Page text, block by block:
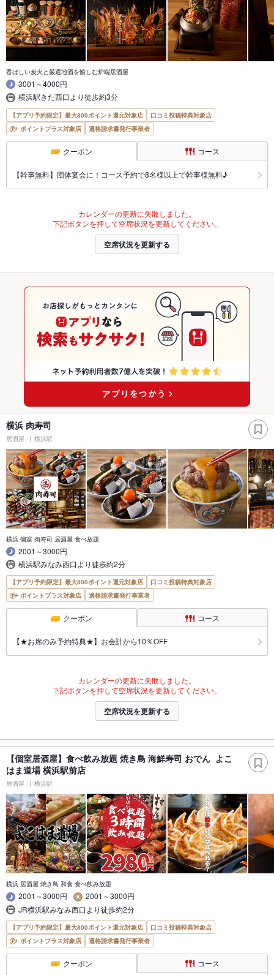
香ばしい炭火と厳選地酒を愉しむ炉端居酒屋
3001～4000円
横浜駅きた西口より徒歩約3分
【アプリ予約限定】最大800ポイント還元対象店
口コミ投稿特典対象店
ポイントプラス対象店
適格請求書発行事業者
クーポン コース
【幹事無料】団体宴会に！コース予約で8名様以上で幹事様無料♪
カレンダーの更新に失敗しました。
下記ボタンを押して空席状況を更新してください。
空席状況を更新する
横浜 肉寿司
居酒屋 横浜駅
横浜 個室 肉寿司 居酒屋 食べ放題
2001～3000円
横浜駅みなみ西口より徒歩約2分
【アプリ予約限定】最大800ポイント還元対象店
口コミ投稿特典対象店
ポイントプラス対象店
適格請求書発行事業者
クーポン コース
【★お席のみ予約特典★】お会計から10％OFF
カレンダーの更新に失敗しました。
下記ボタンを押して空席状況を更新してください。
空席状況を更新する
【個室居酒屋】食べ飲み放題 焼き鳥 海鮮寿司 おでん よこ
はま道場 横浜駅前店
居酒屋 横浜駅
横浜 居酒屋 焼き鳥 和食 食べ飲み放題
2001～3000円
2001～3000円
JR横浜駅みなみ西口より徒歩約2分
【アプリ予約限定】最大800ポイント還元対象店
口コミ投稿特典対象店
ポイントプラス対象店
適格請求書発行事業者
クーポン コース